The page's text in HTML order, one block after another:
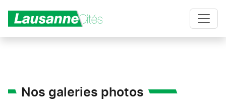
Nos galeries photos